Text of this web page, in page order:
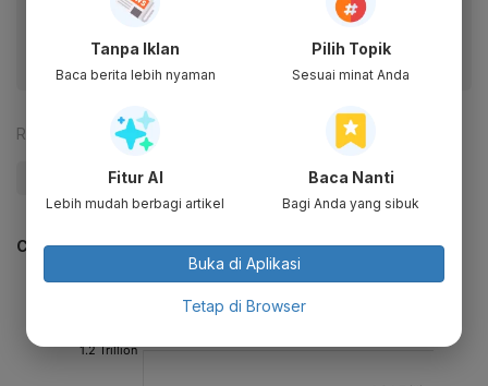
fitur menarik lainnya lewat aplikasi mobile Katadata.
Reporter: Muhamad Fajar Riyandanu
#Motor #Update Me
CEK JUGA DATA INI
Tanpa Iklan
Baca berita lebih nyaman
Pilih Topik
Sesuai minat Anda
Fitur AI
Lebih mudah berbagi artikel
Baca Nanti
Bagi Anda yang sibuk
Buka di Aplikasi
Tetap di Browser